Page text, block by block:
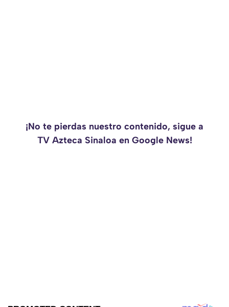
¡No te pierdas nuestro contenido, sigue a
TV Azteca Sinaloa en Google News!